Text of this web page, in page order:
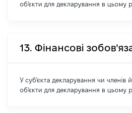
об'єкти для декларування в цьому
13. Фінансові
У суб'єкта декларування чи членів
об'єкти для декларування в цьому